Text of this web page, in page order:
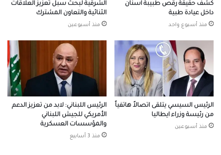
كشف حقيقة رقص طبيبة اسنان
داخل عيادة طبية
منذ أسبوع واحد
الشرقية لبحث سبل تعزيز العلاقات
الثنائية والتعاون المشترك
منذ أسبوعين
الرئيس السيسي يتلقى اتصالاً هاتفياً
من رئيسة وزراء ايطاليا
منذ أسبوعين
الرئيس اللبناني: لابد من تعزيز الدعم
الأمريكي للجيش اللبناني
والمؤسسات العسكرية
منذ 3 أسابيع